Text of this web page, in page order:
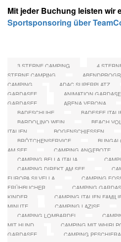
Mit jeder Buchung leisten wir
Sportsponsoring über
3 STERNE CAMPING 4
STERNE CAMPING
CAMPING
ADAC SUPERPLATZ
GARDASEE
ANIMATION
GARDASEE
ARENA VERONA
BADESCHUHE
BADESEE
BARDOLINO WEIN
BEACH
ITALIEN
BOGENSCHIESSEN
BRÖTCHENSERVICE
AM SEE
CAMPING ANGEBOTE
CAMPING BELLA ITALIA
CAMPING DIREKT AM SEE
EUROPA SILVELLA
CAMPING
FRÜHBUCHER
CAMPING
KINDER
CAMPING ITALIEN
MINUTE
CAMPING LAZISE
CAMPING LOMBARDEI
MIT HUND
CAMPING MIT
GARDASEE
CAMPING PESCHIERA